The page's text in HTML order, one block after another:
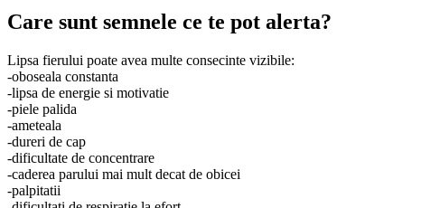
Care sunt semnele ce te pot alerta?
Lipsa fierului poate avea multe consecinte vizibile:
-oboseala constanta
-lipsa de energie si motivatie
-piele palida
-ameteala
-dureri de cap
-dificultate de concentrare
-caderea parului mai mult decat de obicei
-palpitatii